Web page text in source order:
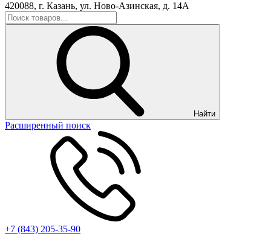
420088, г. Казань, ул. Ново-Азинская, д. 14А
Найти
Расширенный поиск
+7 (843) 205-35-90